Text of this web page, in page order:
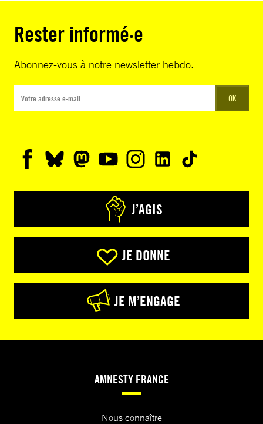
Rester informé·e
Abonnez-vous à notre newsletter hebdo.
OK
J’AGIS
JE DONNE
JE M’ENGAGE
AMNESTY FRANCE
Nous connaître